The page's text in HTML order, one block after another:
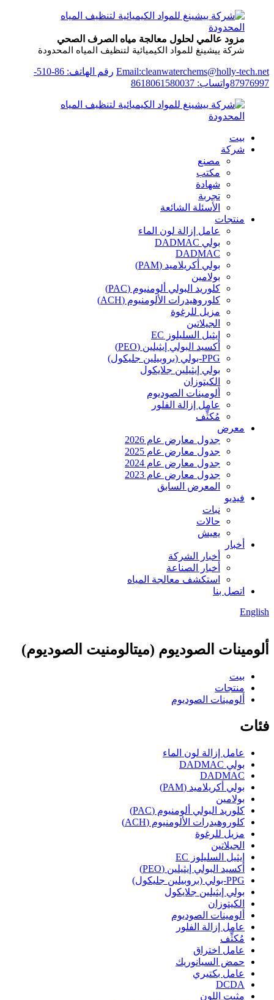
مزود عالمي لحلول معالجة مياه الصرف الصحي
شركة ييشينغ للمواد الكيميائية لتنظيف المياه المحدودة
Email:cleanwaterchems@holly-tech.net
رقم الهاتف: 86-510-
87976997واتساب: 8618061580037
بيت
شركة
مصنع
مكتب
شهادة
تجربة
الأسئلة الشائعة
منتجات
عامل إزالة لون الماء
بولي DADMAC
DADMAC
بولي أكريلاميد (PAM)
بولامين
كلوريد البولي ألومنيوم (PAC)
كلوروهيدرات الألومنيوم (ACH)
مزيل للرغوة
الجيلاتين
إيثيل السليلوز EC
أكسيد البولي إيثيلين (PEO)
PPG-بولي (بروبيلين جليكول)
بولي إيثيلين جلايكول
الكيتوزان
ألومينات الصوديوم
عامل إزالة الفلور
مُكثِّف
معرض
جدول معارض عام 2026
جدول معارض عام 2025
جدول معارض عام 2024
جدول معارض عام 2023
المعرض السابق
فيديو
نبات
حالات
يعيش
أخبار
أخبار الشركة
أخبار الصناعة
استكشف معالجة المياه
اتصل بنا
English
ألومينات الصوديوم (ميتالومنيت الصوديوم)
بيت
منتجات
ألومينات الصوديوم
فئات
عامل إزالة لون الماء
بولي DADMAC
DADMAC
بولي أكريلاميد (PAM)
بولامين
كلوريد البولي ألومنيوم (PAC)
كلوروهيدرات الألومنيوم (ACH)
مزيل للرغوة
الجيلاتين
إيثيل السليلوز EC
أكسيد البولي إيثيلين (PEO)
PPG-بولي (بروبيلين جليكول)
بولي إيثيلين جلايكول
الكيتوزان
ألومينات الصوديوم
عامل إزالة الفلور
مُكثِّف
عامل اختراق
حمض السيانوريك
عامل بكتيري
DCDA
مثبت اللون